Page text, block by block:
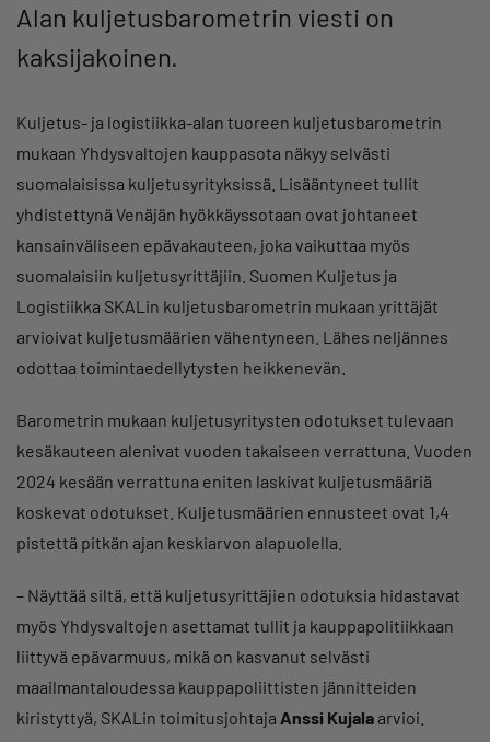
Alan kuljetusbarometrin viesti on
kaksijakoinen.
Kuljetus- ja logistiikka-alan tuoreen kuljetusbarometrin
mukaan Yhdysvaltojen kauppasota näkyy selvästi
suomalaisissa kuljetusyrityksissä. Lisääntyneet tullit
yhdistettynä Venäjän hyökkäyssotaan ovat johtaneet
kansainväliseen epävakauteen, joka vaikuttaa myös
suomalaisiin kuljetusyrittäjiin. Suomen Kuljetus ja
Logistiikka SKALin kuljetusbarometrin mukaan yrittäjät
arvioivat kuljetusmäärien vähentyneen. Lähes neljännes
odottaa toimintaedellytysten heikkenevän.
Barometrin mukaan kuljetusyritysten odotukset tulevaan
kesäkauteen alenivat vuoden takaiseen verrattuna. Vuoden
2024 kesään verrattuna eniten laskivat kuljetusmääriä
koskevat odotukset. Kuljetusmäärien ennusteet ovat 1,4
pistettä pitkän ajan keskiarvon alapuolella.
– Näyttää siltä, että kuljetusyrittäjien odotuksia hidastavat
myös Yhdysvaltojen asettamat tullit ja kauppapolitiikkaan
liittyvä epävarmuus, mikä on kasvanut selvästi
maailmantaloudessa kauppapoliittisten jännitteiden
kiristyttyä, SKALin toimitusjohtaja Anssi Kujala arvioi.